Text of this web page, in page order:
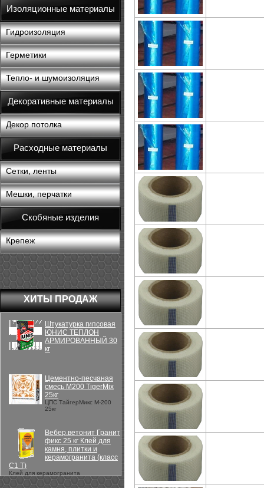
Изоляционные материалы
Гидроизоляция
Герметики
Тепло- и шумоизоляция
Декоративные материалы
Декор потолка
Расходные материалы
Сетки, ленты
Мешки, перчатки
Скобяные изделия
Крепеж
ХИТЫ ПРОДАЖ
Штукатурка гипсовая
ЮНИС ТЕПЛОН
АРМИРОВАННЫЙ 30
кг
Цементно-песчаная
смесь М200 TigerMix
25кг
ЦПС ТайгерМикс М-200
25кг
Вебер.ветонит Гранит
фикс 25 кг Клей для
камня, плитки и
керамогранита (класс
С1 Т)
Клей для керамогранита